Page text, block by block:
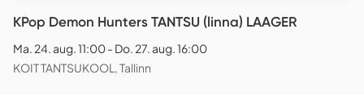
KPop Demon Hunters TANTSU (linna) LAAGER
Ma. 24. aug. 11:00 - Do. 27. aug. 16:00
KOIT TANTSUKOOL, Tallinn